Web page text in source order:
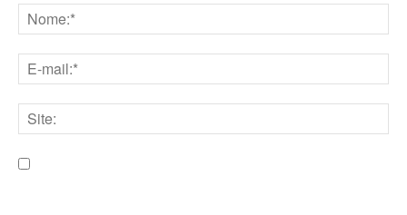
mail:*